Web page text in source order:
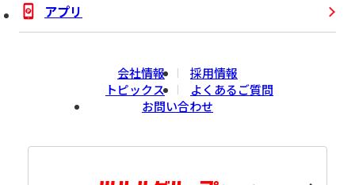
アプリ
会社情報
採用情報
トピックス
よくあるご質問
お問い合わせ